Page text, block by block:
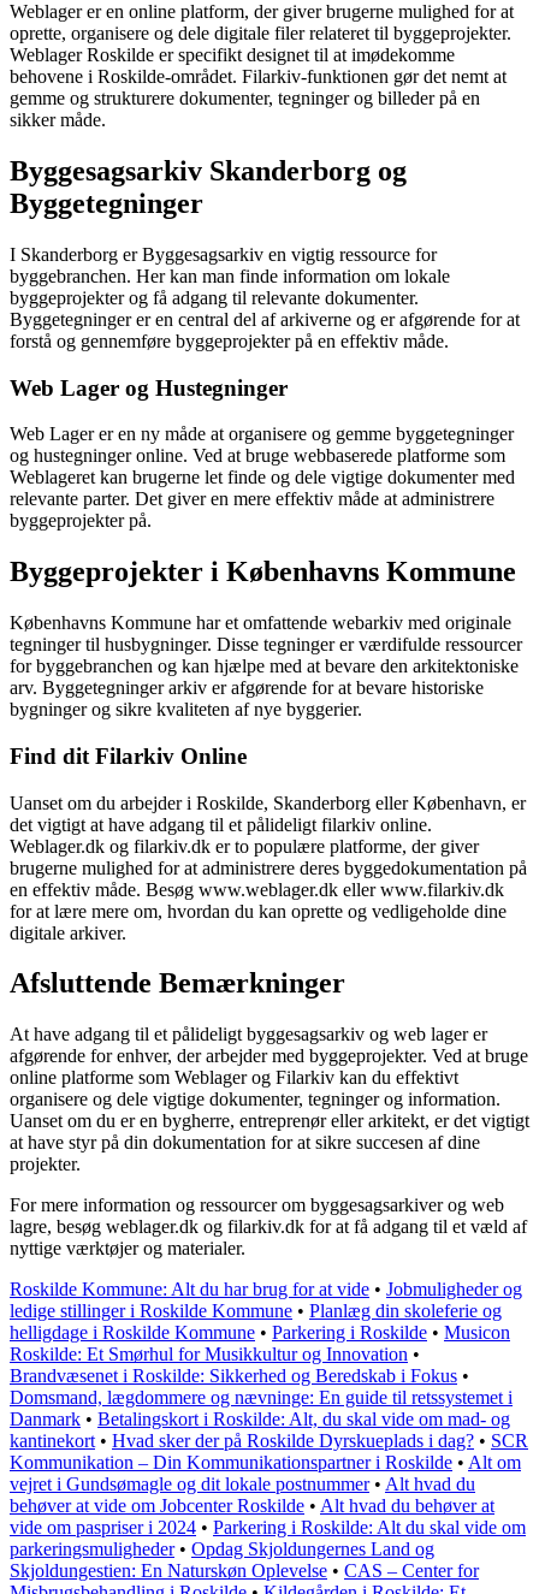
Weblager er en online platform, der giver brugerne mulighed for at
oprette, organisere og dele digitale filer relateret til byggeprojekter.
Weblager Roskilde er specifikt designet til at imødekomme
behovene i Roskilde-området. Filarkiv-funktionen gør det nemt at
gemme og strukturere dokumenter, tegninger og billeder på en
sikker måde.
Byggesagsarkiv Skanderborg og
Byggetegninger
I Skanderborg er Byggesagsarkiv en vigtig ressource for
byggebranchen. Her kan man finde information om lokale
byggeprojekter og få adgang til relevante dokumenter.
Byggetegninger er en central del af arkiverne og er afgørende for at
forstå og gennemføre byggeprojekter på en effektiv måde.
Web Lager og Hustegninger
Web Lager er en ny måde at organisere og gemme byggetegninger
og hustegninger online. Ved at bruge webbaserede platforme som
Weblageret kan brugerne let finde og dele vigtige dokumenter med
relevante parter. Det giver en mere effektiv måde at administrere
byggeprojekter på.
Byggeprojekter i Københavns Kommune
Københavns Kommune har et omfattende webarkiv med originale
tegninger til husbygninger. Disse tegninger er værdifulde ressourcer
for byggebranchen og kan hjælpe med at bevare den arkitektoniske
arv. Byggetegninger arkiv er afgørende for at bevare historiske
bygninger og sikre kvaliteten af nye byggerier.
Find dit Filarkiv Online
Uanset om du arbejder i Roskilde, Skanderborg eller København, er
det vigtigt at have adgang til et pålideligt filarkiv online.
Weblager.dk og filarkiv.dk er to populære platforme, der giver
brugerne mulighed for at administrere deres byggedokumentation på
en effektiv måde. Besøg www.weblager.dk eller www.filarkiv.dk
for at lære mere om, hvordan du kan oprette og vedligeholde dine
digitale arkiver.
Afsluttende Bemærkninger
At have adgang til et pålideligt byggesagsarkiv og web lager er
afgørende for enhver, der arbejder med byggeprojekter. Ved at bruge
online platforme som Weblager og Filarkiv kan du effektivt
organisere og dele vigtige dokumenter, tegninger og information.
Uanset om du er en bygherre, entreprenør eller arkitekt, er det vigtigt
at have styr på din dokumentation for at sikre succesen af dine
projekter.
For mere information og ressourcer om byggesagsarkiver og web
lagre, besøg weblager.dk og filarkiv.dk for at få adgang til et væld af
nyttige værktøjer og materialer.
Roskilde Kommune: Alt du har brug for at vide • Jobmuligheder og
ledige stillinger i Roskilde Kommune • Planlæg din skoleferie og
helligdage i Roskilde Kommune • Parkering i Roskilde • Musicon
Roskilde: Et Smørhul for Musikkultur og Innovation •
Brandvæsenet i Roskilde: Sikkerhed og Beredskab i Fokus •
Domsmand, lægdommere og nævninge: En guide til retssystemet i
Danmark • Betalingskort i Roskilde: Alt, du skal vide om mad- og
kantinekort • Hvad sker der på Roskilde Dyrskueplads i dag? • SCR
Kommunikation – Din Kommunikationspartner i Roskilde • Alt om
vejret i Gundsømagle og dit lokale postnummer• Alt hvad du
behøver at vide om Jobcenter Roskilde • Alt hvad du behøver at
vide om paspriser i 2024 • Parkering i Roskilde: Alt du skal vide om
parkeringsmuligheder• Opdag Skjoldungernes Land og
Skjoldungestien: En Naturskøn Oplevelse • CAS – Center for